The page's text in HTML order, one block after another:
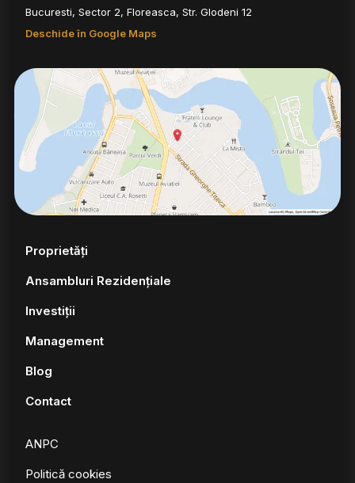
Bucuresti, Sector 2, Floreasca, Str. Glodeni 12
Deschide în Google Maps
Proprietăți
Ansambluri Rezidențiale
Investiții
Management
Blog
Contact
ANPC
Politică cookies